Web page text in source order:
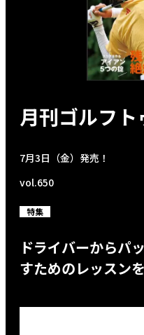
月刊ゴルフト
7月3日（金）発売！
vol.650
特集
ドライバーからパ
すためのレッスン